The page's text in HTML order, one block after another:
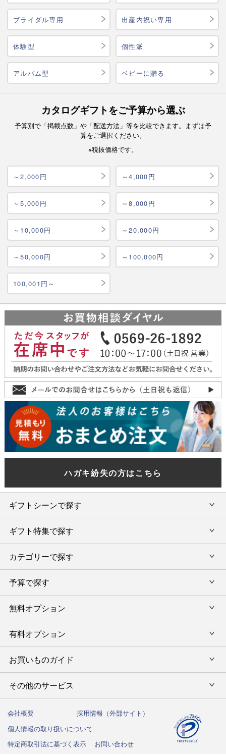
ブライダル専用 出産内祝い専用
体験型 個性派
アルバム型 ベビーに贈る
カタログギフトをご予算から選ぶ
予算別で「掲載点数」や「配送方法」等を比較できます。まずは予
算をご選択ください。
※税抜価格です。
～2,000円 ～4,000円
～5,000円 ～8,000円
～10,000円 ～20,000円
～50,000円 ～100,000円
100,001円～
ハガキ紛失の方はこちら
ギフトシーンで探す
内祝い・お返し
結婚内祝い・引出物
出産内祝い・お返し
香典返し・法要引出物
新築内祝い・引越ご挨拶
入学内祝い
お祝い
結婚祝い
出産祝い
ギフト特集で探す
旅行カタログギフト
カタログギフトランキング
今治タオル特集
カテゴリーで探す
カタログギフト
グルメ限定カタログギフト
タオルギフト
キッチンウェア
インテリア・雑貨
洗剤・アロマ
予算で探す
カタログギフトを予算で選ぶ
タオルギフトを予算で選ぶ
その他のギフトを予算で選ぶ
無料オプション
ラッピング
のし
命名札
有料オプション
風呂敷
写真入メッセージカード
弔事用 挨拶状
お買いものガイド
初めての方へ
ご注文方法
送料・お支払い方法
カタログギフトの納期について
その他のサービス
法人向けサービス
ハガキ紛失の方はこちら
会社概要
採用情報（外部サイト）
個人情報の取り扱いについて
特定商取引法に基づく表示
お問い合わせ